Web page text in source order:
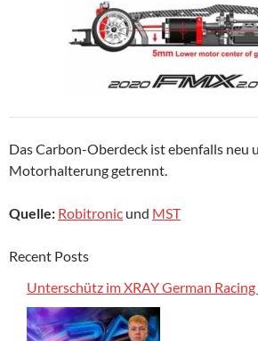
Das Carbon-Oberdeck ist ebenfalls neu
Motorhalterung getrennt.
Quelle: Robitronic und MST
Recent Posts
Unterschütz im XRAY German Racing